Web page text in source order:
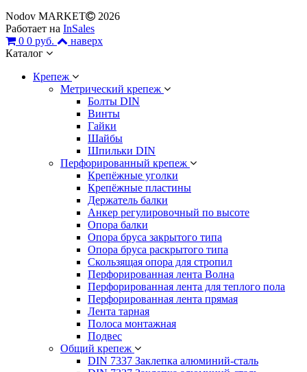
Nodov MARKET
2026
Работает на InSales
0 0 руб.
наверх
Каталог
Крепеж
Метрический крепеж
Болты DIN
Винты
Гайки
Шайбы
Шпильки DIN
Перфорированный крепеж
Крепёжные уголки
Крепёжные пластины
Держатель балки
Анкер регулировочный по высоте
Опора балки
Опора бруса закрытого типа
Опора бруса раскрытого типа
Скользящая опора для стропил
Перфорированная лента Волна
Перфорированная лента для теплого пола
Перфорированная лента прямая
Лента тарная
Полоса монтажная
Подвес
Общий крепеж
DIN 7337 Заклепка алюминий-сталь